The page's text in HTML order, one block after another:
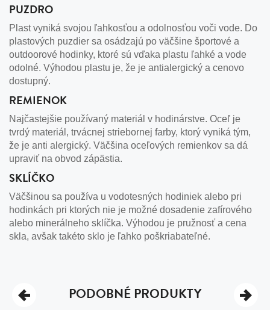
PUZDRO
Plast vyniká svojou ľahkosťou a odolnosťou voči vode. Do
plastových puzdier sa osádzajú po väčšine športové a
outdoorové hodinky, ktoré sú vďaka plastu ľahké a vode
odolné. Výhodou plastu je, že je antialergický a cenovo
dostupný.
REMIENOK
Najčastejšie používaný materiál v hodinárstve. Oceľ je
tvrdý materiál, trvácnej striebornej farby, ktorý vyniká tým,
že je anti alergický. Väčšina oceľových remienkov sa dá
upraviť na obvod zápästia.
SKLÍČKO
Väčšinou sa používa u vodotesných hodiniek alebo pri
hodinkách pri ktorých nie je možné dosadenie zafírového
alebo minerálneho sklíčka. Výhodou je pružnosť a cena
skla, avšak takéto sklo je ľahko poškriabateľné.
PODOBNÉ PRODUKTY